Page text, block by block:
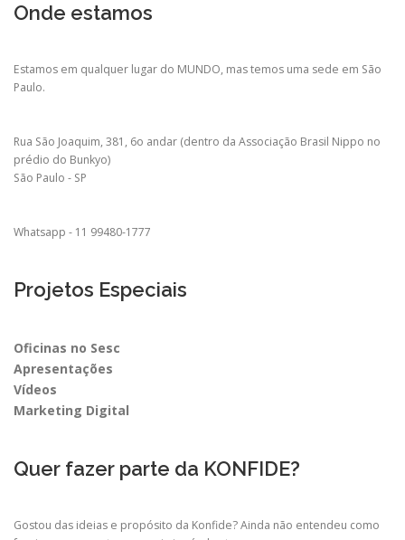
Onde estamos
Estamos em qualquer lugar do MUNDO, mas temos uma sede em São
Paulo.
Rua São Joaquim, 381, 6o andar (dentro da Associação Brasil Nippo no
prédio do Bunkyo)
São Paulo - SP
Whatsapp - 11 99480-1777
Projetos Especiais
Oficinas no Sesc
Apresentações
Vídeos
Marketing Digital
Quer fazer parte da KONFIDE?
Gostou das ideias e propósito da Konfide? Ainda não entendeu como